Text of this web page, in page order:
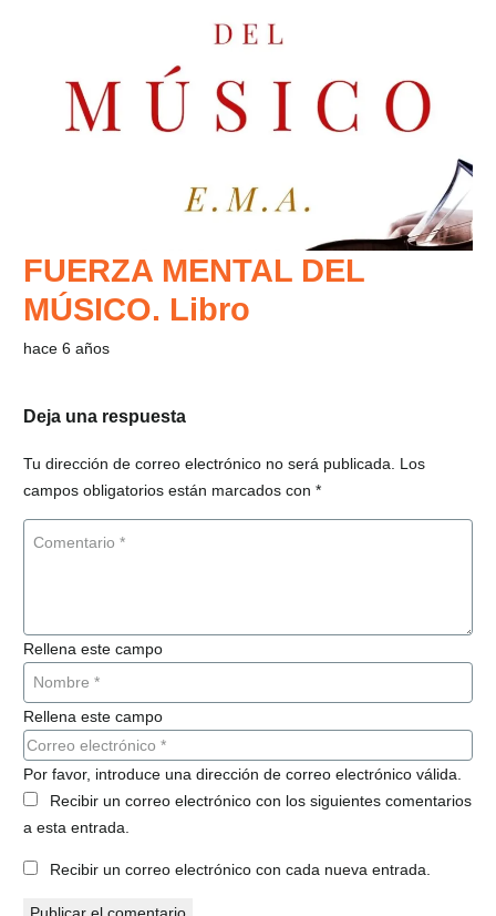
FUERZA MENTAL DEL
MÚSICO. Libro
hace 6 años
Deja una respuesta
Tu dirección de correo electrónico no será publicada.
Los
campos obligatorios están marcados con *
Rellena este campo
Rellena este campo
Por favor, introduce una dirección de correo electrónico válida.
Recibir un correo electrónico con los siguientes comentarios
a esta entrada.
Recibir un correo electrónico con cada nueva entrada.
Publicar el comentario